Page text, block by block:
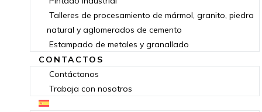
Talleres de procesamiento de mármol, granito, piedra
natural y aglomerados de cemento
Estampado de metales y granallado
CONTACTOS
Contáctanos
Trabaja con nosotros